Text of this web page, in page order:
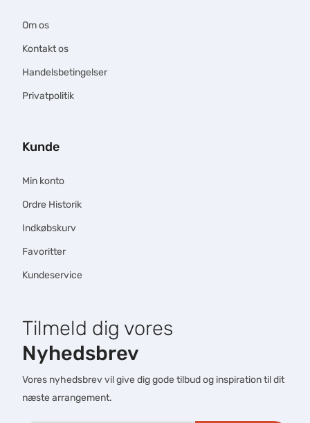
Om os
Kontakt os
Handelsbetingelser
Privatpolitik
Kunde
Min konto
Ordre Historik
Indkøbskurv
Favoritter
Kundeservice
Tilmeld dig vores
Nyhedsbrev
Vores nyhedsbrev vil give dig gode tilbud og inspiration til dit
næste arrangement.